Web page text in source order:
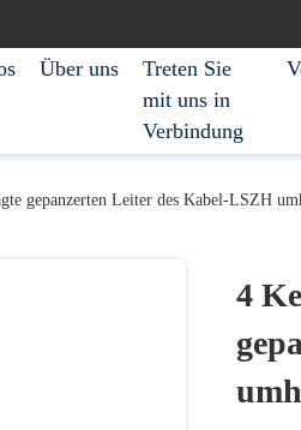
Über uns
Treten Sie
mit uns in
Verbindung
gepanzerten Leiter des Kabel-LSZH
4